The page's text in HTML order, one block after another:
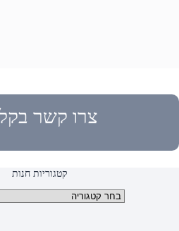
צרו קשר
קטגוריות חנות